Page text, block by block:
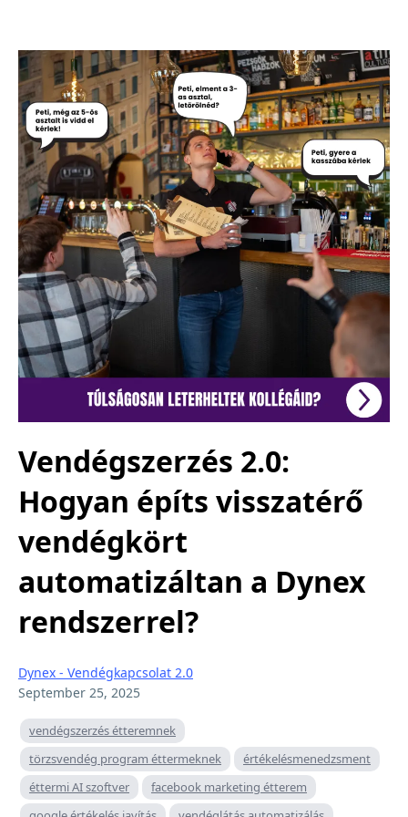
Vendégszerzés 2.0:
Hogyan építs visszatérő
vendégkört
automatizáltan a Dynex
rendszerrel?
Dynex - Vendégkapcsolat 2.0
September 25, 2025
vendégszerzés étteremnek
törzsvendég program éttermeknek
értékelésmenedzsment
éttermi AI szoftver
facebook marketing étterem